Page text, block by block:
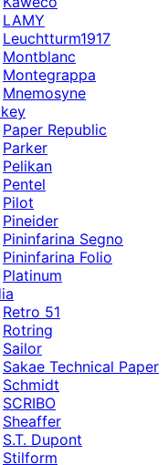
LAMY
Leuchtturm1917
Montblanc
Montegrappa
Mnemosyne
Paper Republic
Parker
Pelikan
Pentel
Pilot
Pineider
Pininfarina Segno
Pininfarina Folio
Platinum
Retro 51
Rotring
Sailor
Sakae Technical Paper
Schmidt
SCRIBO
Sheaffer
S.T. Dupont
Stilform